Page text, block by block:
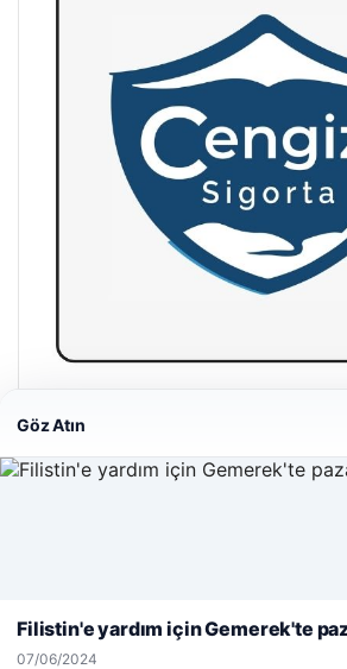
Hastaş Beton
© 2026 Gazete Gündem – Güncel Haberler
Web sitemizi nasıl kullandığınızı daha iyi
deneyiminizi kişiselleştirmek ve
Reddet Kabul Et
Göz Atın
Filistin'e yardım için Gemerek'te
07/06/2024